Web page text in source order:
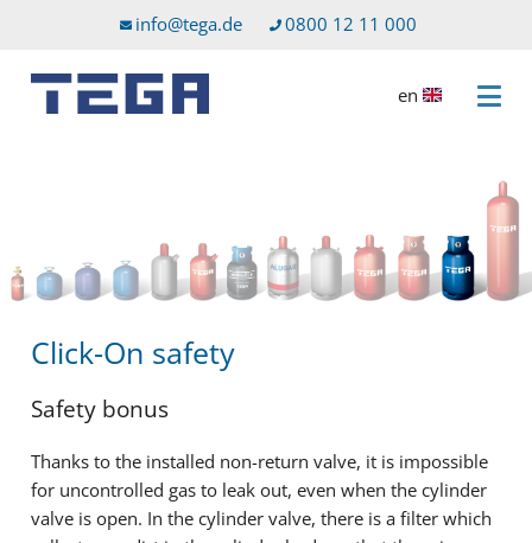
to main content
to service menuinfo@tega.de 0800 12 11 000
Open
en
Click-On safety
Safety bonus
Thanks to the installed non-return valve, it is impossible
for uncontrolled gas to leak out, even when the cylinder
valve is open. In the cylinder valve, there is a filter which